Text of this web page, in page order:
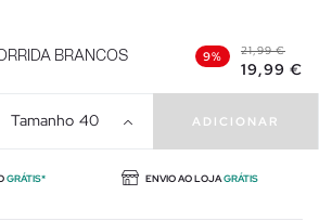
BRANCOS 9% 21,99 €
19,99 €
Tamanho 40 ADICIONAR
GRÁTIS* ENVIO AO LOJAGRÁTIS